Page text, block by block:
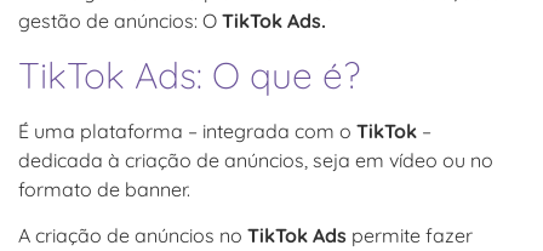
gestão de anúncios: O TikTok Ads.
TikTok Ads: O que é?
É uma plataforma – integrada com o TikTok –
dedicada à criação de anúncios, seja em vídeo ou no
formato de banner.
A criação de anúncios no TikTok Ads permite fazer